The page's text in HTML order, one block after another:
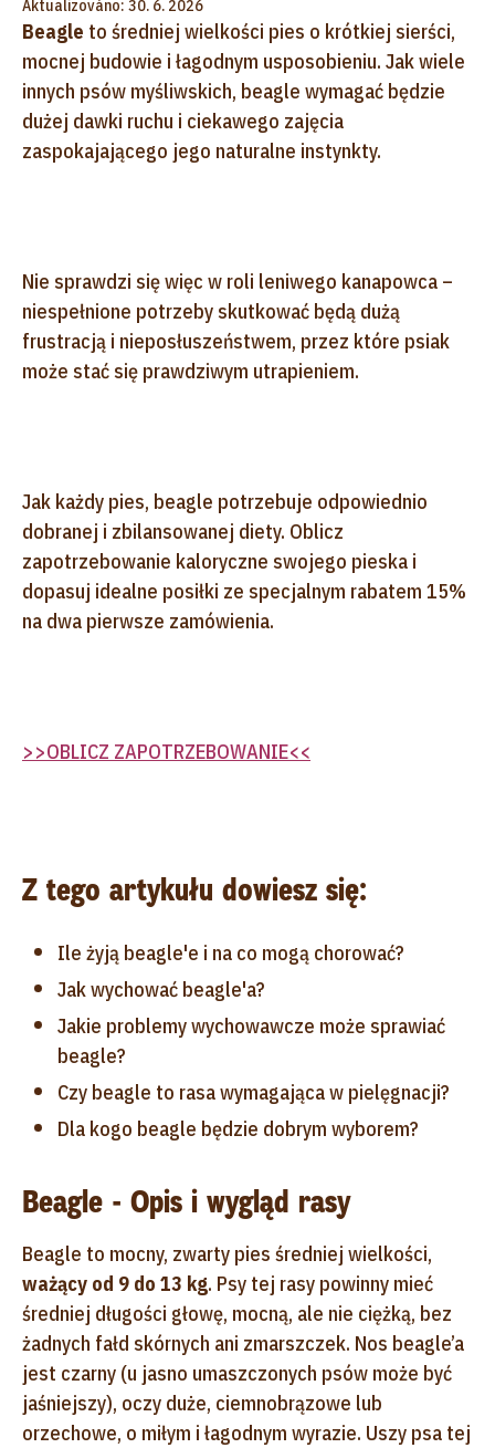
Aktualizováno: 30. 6. 2026
Beagle to średniej wielkości pies o krótkiej sierści,
mocnej budowie i łagodnym usposobieniu. Jak wiele
innych psów myśliwskich, beagle wymagać będzie
dużej dawki ruchu i ciekawego zajęcia
zaspokajającego jego naturalne instynkty.
Nie sprawdzi się więc w roli leniwego kanapowca –
niespełnione potrzeby skutkować będą dużą
frustracją i nieposłuszeństwem, przez które psiak
może stać się prawdziwym utrapieniem.
Jak każdy pies, beagle potrzebuje odpowiednio
dobranej i zbilansowanej diety. Oblicz
zapotrzebowanie kaloryczne swojego pieska i
dopasuj idealne posiłki ze specjalnym rabatem 15%
na dwa pierwsze zamówienia.
>>OBLICZ ZAPOTRZEBOWANIE<<
Z tego artykułu dowiesz się:
Ile żyją beagle'e i na co mogą chorować?
Jak wychować beagle'a?
Jakie problemy wychowawcze może sprawiać
beagle?
Czy beagle to rasa wymagająca w pielęgnacji?
Dla kogo beagle będzie dobrym wyborem?
Beagle - Opis i wygląd rasy
Beagle to mocny, zwarty pies średniej wielkości,
ważący od 9 do 13 kg. Psy tej rasy powinny mieć
średniej długości głowę, mocną, ale nie ciężką, bez
żadnych fałd skórnych ani zmarszczek. Nos beagle’a
jest czarny (u jasno umaszczonych psów może być
jaśniejszy), oczy duże, ciemnobrązowe lub
orzechowe, o miłym i łagodnym wyrazie. Uszy psa tej